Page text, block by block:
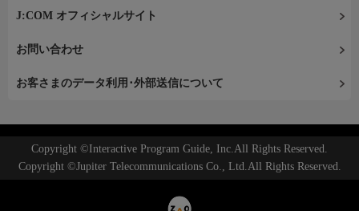
J:COM オフィシャルサイト
お問い合わせ
お客さまのデータ利用･外部送信について
Copyright ©Interactive Program Guide, Inc.All Rights Reserved.
Copyright ©Jupiter Telecommunications Co., Ltd.All Rights Reserved.